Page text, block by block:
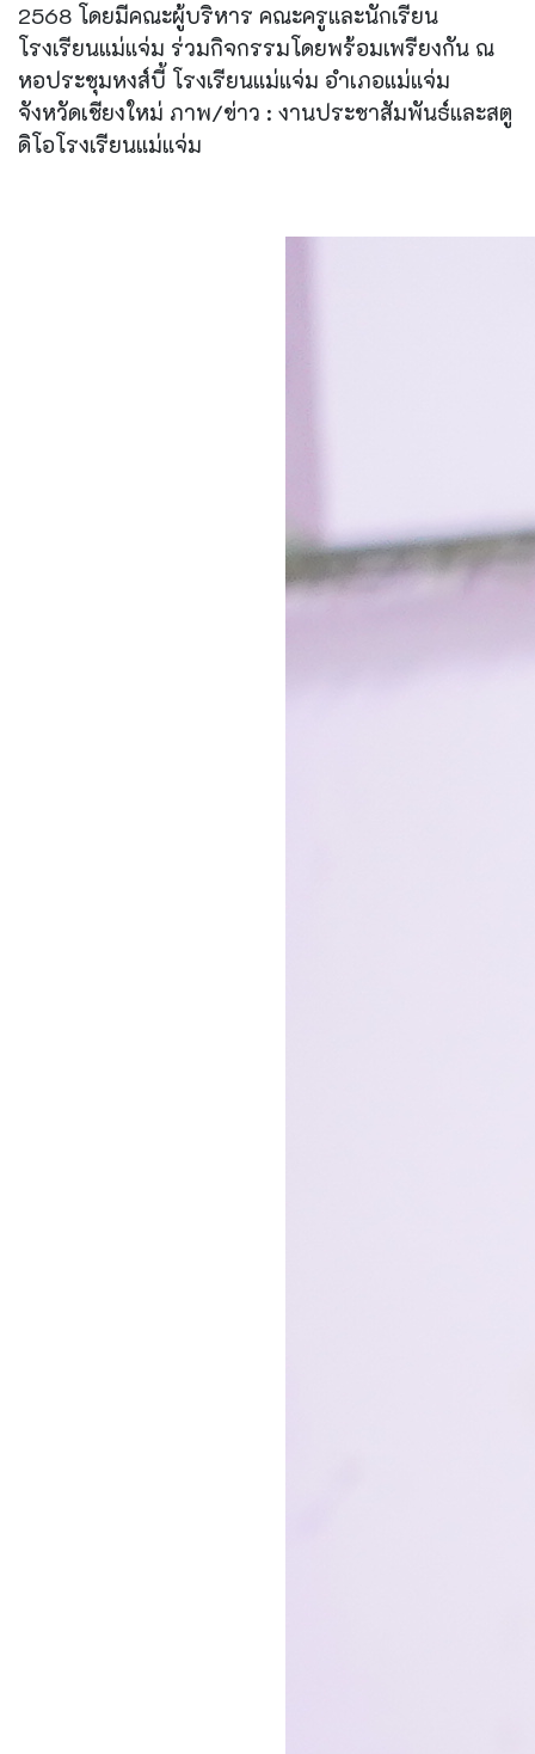
2568 โดยมีคณะผู้บริหาร คณะครูและนักเรียน
โรงเรียนแม่แจ่ม ร่วมกิจกรรมโดยพร้อมเพรียงกัน ณ
หอประชุมหงส์บี้ โรงเรียนแม่แจ่ม อำเภอแม่แจ่ม
จังหวัดเชียงใหม่ ภาพ/ข่าว : งานประชาสัมพันธ์และสตู
ดิโอโรงเรียนแม่แจ่ม